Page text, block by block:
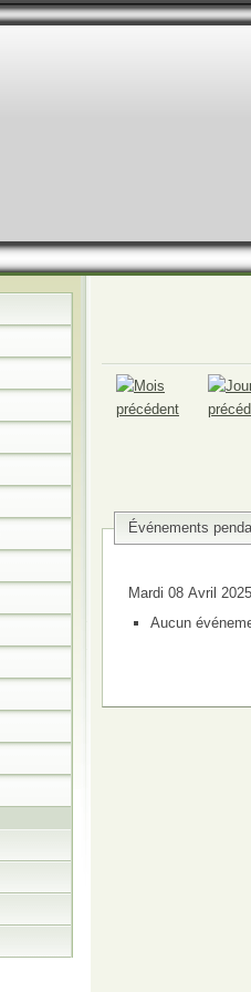
Événements
Mardi 08 Avril 2025
Aucun